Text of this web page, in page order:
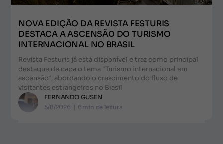
NOVA EDIÇÃO DA REVISTA FESTURIS
DESTACA A ASCENSÃO DO TURISMO
INTERNACIONAL NO BRASIL
Revista Festuris já está disponível e traz como principal
destaque de capa o tema "Turismo internacional em
ascensão", abordando o crescimento do fluxo de
visitantes estrangeiros no Brasil
FERNANDO GUSEN
5/8/2026 | 6 min de leitura